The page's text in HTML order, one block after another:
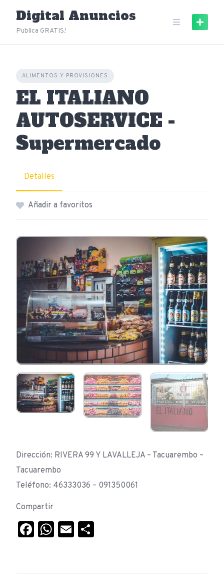
content
Digital Anuncios
Publica GRATIS!
ALIMENTOS Y PROVISIONES
EL ITALIANO
AUTOSERVICE -
Supermercado
Detalles
Añadir a favoritos
Dirección: RIVERA 99 Y LAVALLEJA – Tacuarembo –
Tacuarembo
Teléfono: 46333036 – 091350061
Compartir
Facebook
WhatsApp
Email